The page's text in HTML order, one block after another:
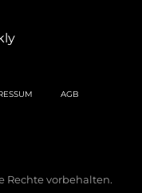
AGB
Rechte vorbehalten.